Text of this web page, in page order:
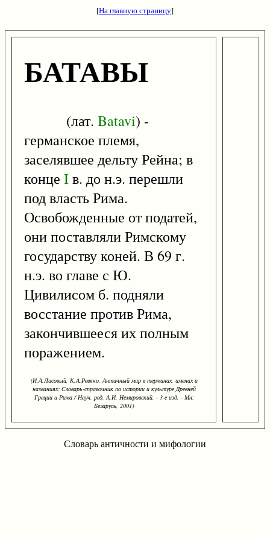
[На главную страницу]
БАТАВЫ
(лат. Batavi) -
германское племя,
заселявшее дельту Рейна; в
конце Iв. до н.э. перешли
под власть Рима.
Освобожденные от податей,
они поставляли Римскому
государству коней. В 69 г.
н.э. во главе с Ю.
Цивилисом б. подняли
восстание против Рима,
закончившееся их полным
поражением.
(И.А.Лисовый, К.А.Ревяко. Античный мир в терминах, именах и
названиях: Словарь-справочник по истории и культуре Древней
Греции и Рима / Науч. ред. А.И. Немировский. - 3-е изд. - Мн:
Беларусь, 2001)
Словарь античности и мифологии